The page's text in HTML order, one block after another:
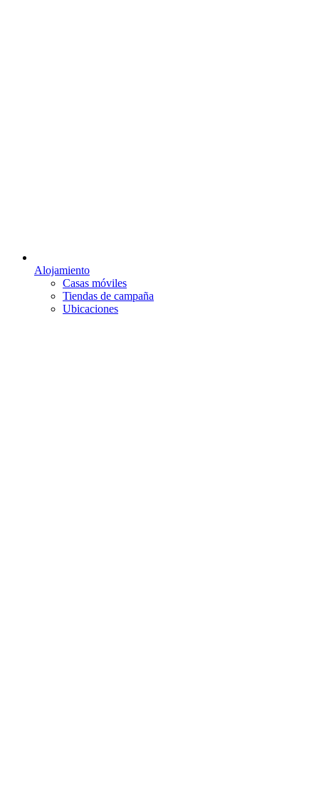
Alojamiento
Casas móviles
Tiendas de campaña
Ubicaciones